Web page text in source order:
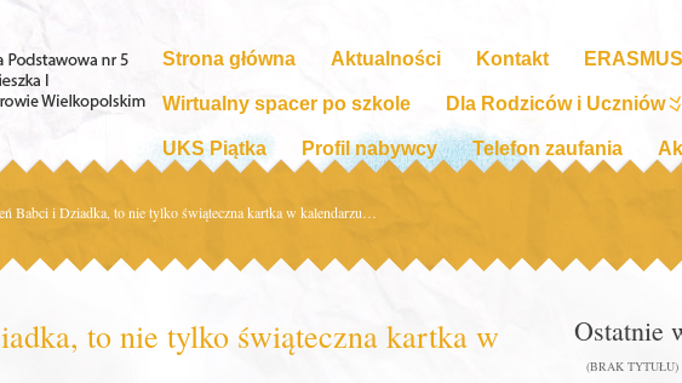
Strona główna Aktualności Kontakt
Wirtualny spacer po szkole Dla Rodziców i Uczniów
UKS Piątka Profil nabywcy Telefon zaufania
Babci i Dziadka, to nie tylko świąteczna kartka w kalendarzu…
to nie tylko świąteczna kartka w Ostatnie
(BRAK TYTUŁU)